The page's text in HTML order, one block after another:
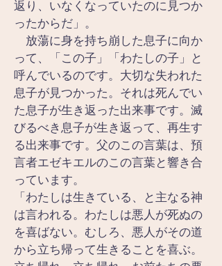
返り、いなくなっていたのに見つか
ったからだ」。
放蕩に身を持ち崩した息子に向か
って、「この子」「わたしの子」と
呼んでいるのです。大切な失われた
息子が見つかった。それは死んでい
た息子が生き返った出来事です。滅
びるべき息子が生き返って、再生す
る出来事です。父のこの言葉は、預
言者エゼキエルのこの言葉と響き合
っています。
「わたしは生きている、と主なる神
は言われる。わたしは悪人が死ぬの
を喜ばない。むしろ、悪人がその道
から立ち帰って生きることを喜ぶ。